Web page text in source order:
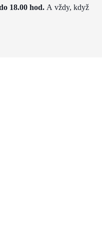
18.00 hod. A vždy, když